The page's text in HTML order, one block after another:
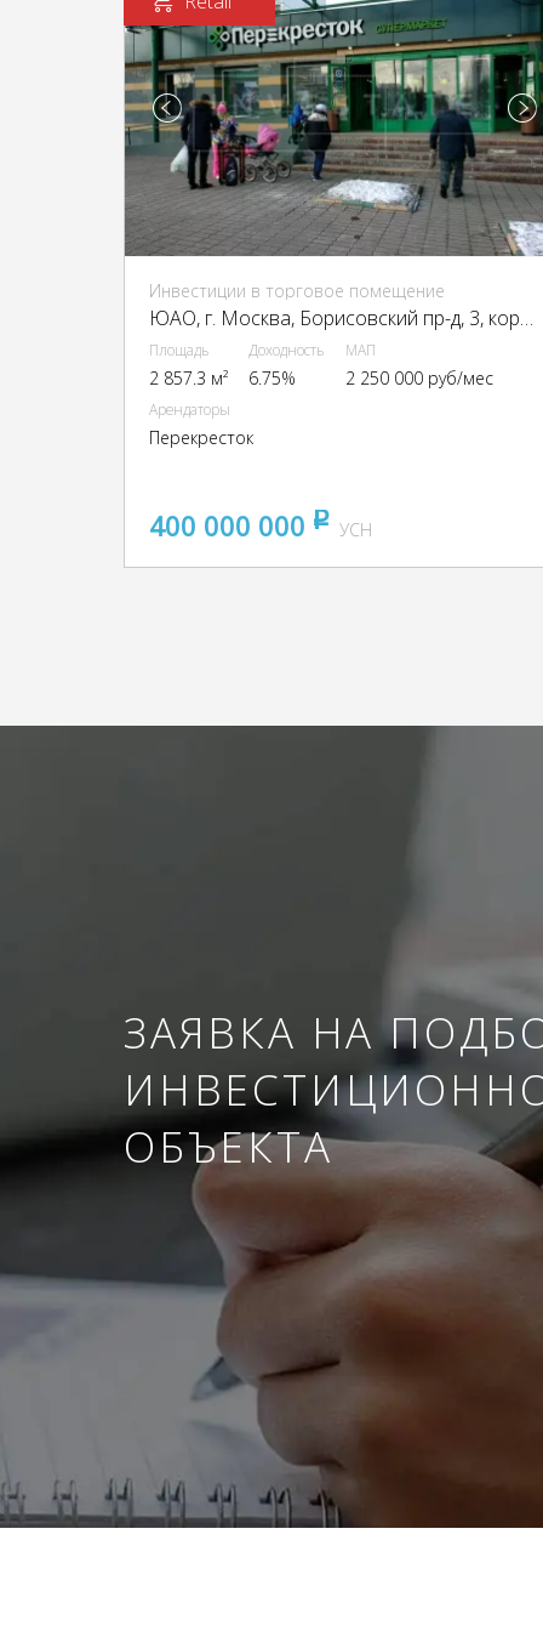
Инвестиции в торговое помещение
ЮАО, г. Москва, Борисовский пр-д, 3, кор. 1
Площадь
2 857.3 м²
Доходность
6.75%
МАП
2 250 000 руб/мес
Арендаторы
Перекресток
400 000 000 pуб
УСН
ЗАЯВКА НА
ОБЪЕКТА